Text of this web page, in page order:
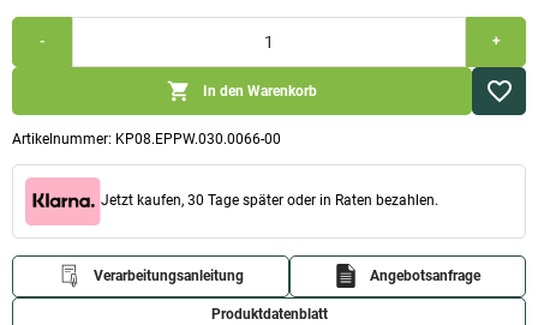
Artikelnummer: KP08.EPPW.030.0066-00
-
(1.000x1.000x30mm)
+
In den Warenkorb
Jetzt kaufen, 30 Tage später oder in Raten bezahlen.
Verarbeitungsanleitung Angebotsanfrage
Produktdatenblatt